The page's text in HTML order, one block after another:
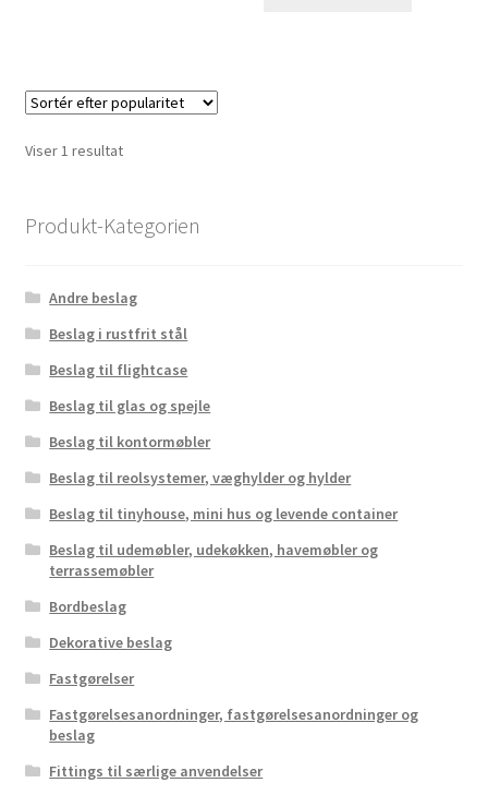
Viser 1 resultat
Produkt-Kategorien
Andre beslag
Beslag i rustfrit stål
Beslag til flightcase
Beslag til glas og spejle
Beslag til kontormøbler
Beslag til reolsystemer, væghylder og hylder
Beslag til tinyhouse, mini hus og levende container
Beslag til udemøbler, udekøkken, havemøbler og
terrassemøbler
Bordbeslag
Dekorative beslag
Fastgørelser
Fastgørelsesanordninger, fastgørelsesanordninger og
beslag
Fittings til særlige anvendelser